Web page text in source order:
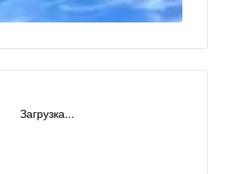
Загрузка...